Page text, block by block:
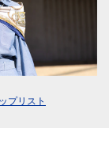
プリスト